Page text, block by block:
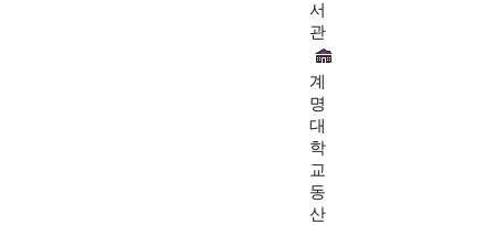
서
관
계
명
대
학
교
동
산